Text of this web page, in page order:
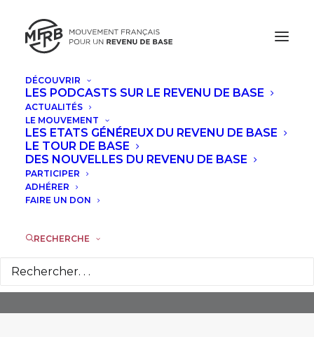
DÉCOUVRIR
LES PODCASTS SUR LE REVENU DE BASE
ACTUALITÉS
LE MOUVEMENT
LES ETATS GÉNÉREUX DU REVENU DE BASE
LE TOUR DE BASE
DES NOUVELLES DU REVENU DE BASE
PARTICIPER
ADHÉRER
FAIRE UN DON
RECHERCHE